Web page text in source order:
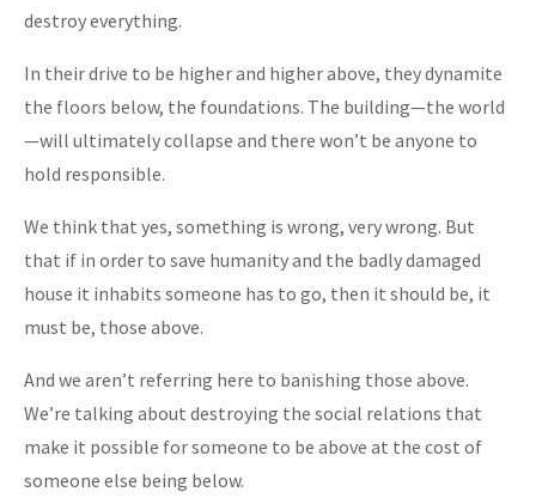
destroy everything.
In their drive to be higher and higher above, they dynamite
the floors below, the foundations. The building—the world
—will ultimately collapse and there won’t be anyone to
hold responsible.
We think that yes, something is wrong, very wrong. But
that if in order to save humanity and the badly damaged
house it inhabits someone has to go, then it should be, it
must be, those above.
And we aren’t referring here to banishing those above.
We’re talking about destroying the social relations that
make it possible for someone to be above at the cost of
someone else being below.